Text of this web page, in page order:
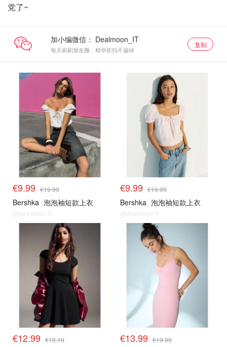
党了~
加小编微信：
每天刷刷朋友圈，精华折扣不漏掉
复制
€9.99 €19.99
Bershka 泡泡袖短款上衣
@dealmoon.it
€9.99 €19.99
Bershka 泡泡袖短款上衣
@dealmoon.it
€12.99 €18.19 €13.99 €19.99